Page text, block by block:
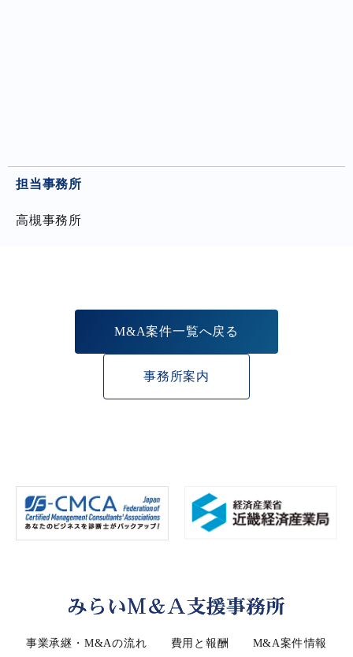
担当事務所
高槻事務所
M&A案件一覧へ戻る
事務所案内
事業承継・M&Aの流れ 費用と報酬 M&A案件情報